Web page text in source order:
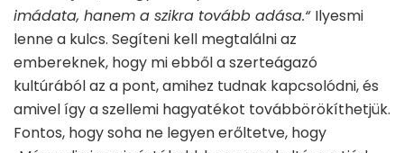
imádata, hanem a szikra tovább adása.“ Ilyesmi
lenne a kulcs. Segíteni kell megtalálni az
embereknek, hogy mi ebből a szerteágazó
kultúrából az a pont, amihez tudnak kapcsolódni, és
amivel így a szellemi hagyatékot továbbörökíthetjük.
Fontos, hogy soha ne legyen erőltetve, hogy